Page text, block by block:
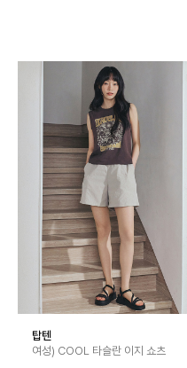
탑텐
여성) COOL 타슬란 이지 쇼츠